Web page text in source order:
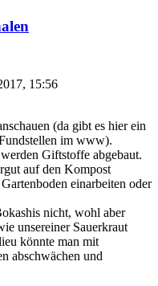
15:56
(da gibt es hier ein
im www).
Giftstoffe abgebaut.
auf den Kompost
einarbeiten oder
nicht, wohl aber
unsereiner Sauerkraut
könnte man mit
abschwächen und